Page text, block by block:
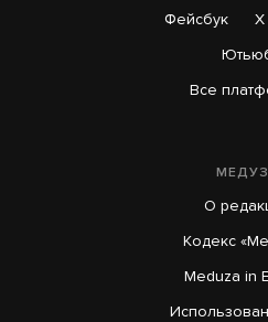
Жители Каспийска
на мусорный коллапс. В
«Убить нормальную
вообще страну». Собянин
«никчемными»
Фейсбук
X
Все
О
Кодекс
Meduza in